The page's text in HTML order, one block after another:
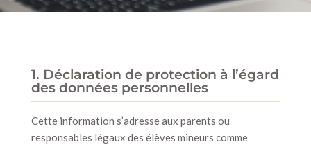
1. Déclaration de protection à l’égard
des données personnelles
Cette information s’adresse aux parents ou
responsables légaux des élèves mineurs comme